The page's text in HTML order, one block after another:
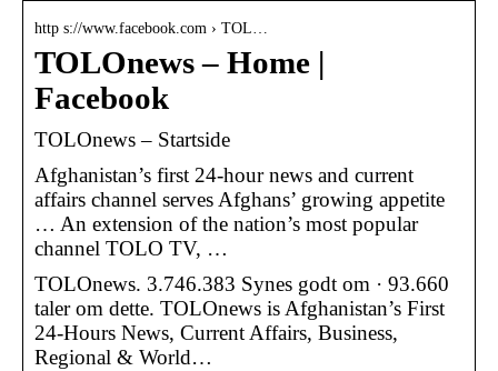
http s://www.facebook.com › TOL…
TOLOnews – Home |
Facebook
TOLOnews – Startside
Afghanistan’s first 24-hour news and current
affairs channel serves Afghans’ growing appetite
… An extension of the nation’s most popular
channel TOLO TV, …
TOLOnews. 3.746.383 Synes godt om · 93.660
taler om dette. TOLOnews is Afghanistan’s First
24-Hours News, Current Affairs, Business,
Regional & World…